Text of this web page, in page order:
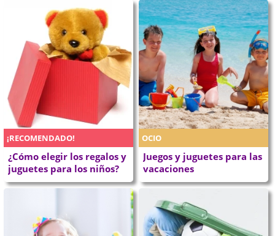
¡RECOMENDADO!
¿Cómo elegir los regalos y
juguetes para los niños?
OCIO
Juegos y juguetes para las
vacaciones